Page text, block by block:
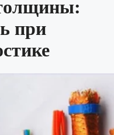
при